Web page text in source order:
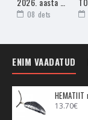
08 dets
ENIM VAADATUD
13.70€